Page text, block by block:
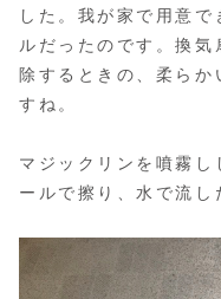
した。我が家で用意
ルだったのです。換
除するときの、柔ら
すね。
マジックリンを噴霧し
ールで擦り、水で流し